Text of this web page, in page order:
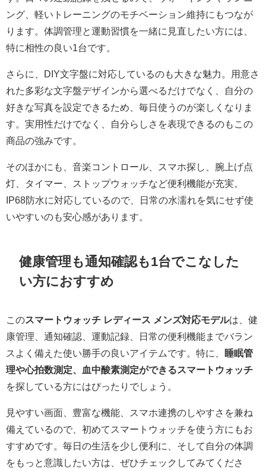
ング、軽いトレーニングのモチベーション維持にもつなが
ります。体調管理と運動習慣を一緒に見直したい方には、
特に相性の良い1台です。
さらに、DIY文字盤に対応しているのも大きな魅力。用意さ
れた多彩な文字盤デザインから選べるだけでなく、自分の
好きな写真を設定できるため、毎日使うのが楽しくなりま
す。実用性だけでなく、自分らしさを表現できるのもこの
商品の強みです。
そのほかにも、音楽コントロール、スマホ探し、腕上げ点
灯、タイマー、ストップウォッチなど便利機能が充実。
IP68防水に対応しているので、日常の水濡れを気にせず使
いやすいのも安心感があります。
健康管理も通知確認も1台でこなした
い方におすすめ
このスマートウォッチ レディース メンズ対応モデルは、健
康管理、通知確認、運動記録、日常の便利機能までバラン
スよく備えた使い勝手の良いアイテムです。特に、
睡眠管
理や心拍数測定、血中酸素測定ができるスマートウォッチ
を探している方にはぴったりでしょう。
見やすい画面、豊富な機能、スマホ連携のしやすさを兼ね
備えているので、初めてスマートウォッチを使う方にもお
すすめです。毎日の生活を少し便利に、そして自分の体調
をもっと意識したい方は、ぜひチェックしてみてくださ